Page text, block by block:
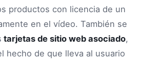
productos con licencia de un
en el vídeo. También se
tarjetas de sitio web asociado,
hecho de que lleva al usuario